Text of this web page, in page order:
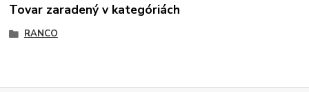
Tovar zaradený v kategóriách
RANCO